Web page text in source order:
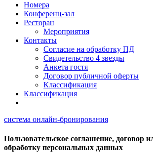
Номера
Конференц-зал
Ресторан
Мероприятия
Контакты
Согласие на обработку ПД
Свидетельство 4 звезды
Анкета гостя
Договор публичной оферты
Классификация
Классификация
система онлайн-бронирования
Пользовательское соглашение, договор
обработку персональных данных